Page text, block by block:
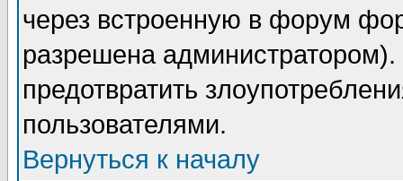
через встроенную в форум
разрешена
предотвратить
пользователями.
Вернуться к началу